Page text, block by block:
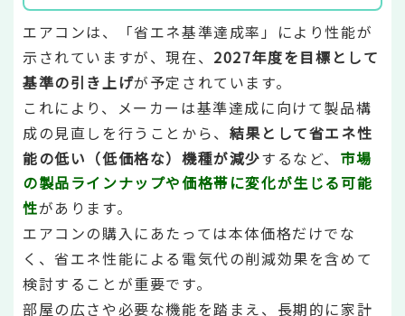
エアコンは、「省エネ基準達成率」により性能が
示されていますが、現在、 2027年度を目標として
基準の引き上げが予定されています。
これにより、メーカーは基準達成に向けて製品構
成の見直しを行うことから、 結果として省エネ性
能の低い（低価格な）機種が減少するなど、 市場
の製品ラインナップや価格帯に変化が生じる可能
性があります。
エアコンの購入にあたっては本体価格だけでな
く、省エネ性能による電気代の削減効果を含めて
検討することが重要です。
部屋の広さや必要な機能を踏まえ、長期的に家計